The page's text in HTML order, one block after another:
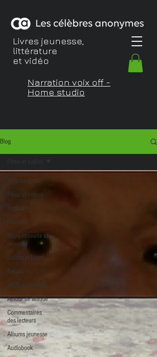
Livres jeunesse,
littérature
et vidéo
Narration voix off -
Home studio
Blog
Tous les posts
Films et vidéos
English
Français
Micro-nouvelle et
nouvelle
Salons et foires
Balado
ePUB accessible
Autour de Maude
Commentaires
des lecteurs
Albums jeunesse
Audiobook